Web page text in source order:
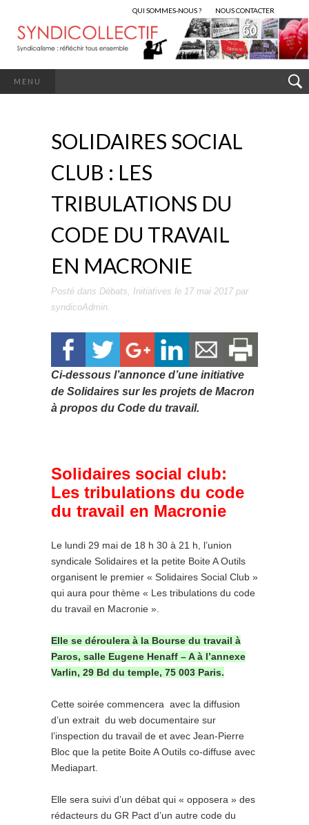
QUI SOMMES-NOUS ? NOUS CONTACTER
MENU
SOLIDAIRES SOCIAL
CLUB : LES
TRIBULATIONS DU
CODE DU TRAVAIL
EN MACRONIE
Posté dans Débats, Initiatives le 17 mai 2017par
syndicoAdmin.
Ci-dessous l’annonce d’une initiative
de Solidaires sur les projets de Macron
à propos du Code du travail.
Solidaires social club:
Les tribulations du code
du travail en Macronie
Le lundi 29 mai de 18 h 30 à 21 h, l’union
syndicale Solidaires et la petite Boite A Outils
organisent le premier « Solidaires Social Club »
qui aura pour thème « Les tribulations du code
du travail en Macronie ».
Elle se déroulera à la Bourse du travail à
Paros, salle Eugene Henaff – A à l’annexe
Varlin, 29 Bd du temple, 75 003 Paris.
Cette soirée commencera avec la diffusion
d’un extrait du web documentaire sur
l’inspection du travail de et avec Jean-Pierre
Bloc que la petite Boite A Outils co-diffuse avec
Mediapart.
Elle sera suivi d’un débat qui « opposera » des
rédacteurs du GR Pact d’un autre code du